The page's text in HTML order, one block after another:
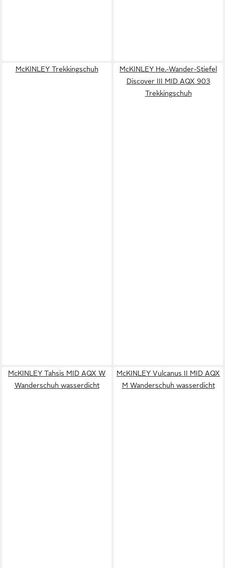
McKINLEY Trekkingschuh
McKINLEY He.-Wander-Stiefel
Discover III MID AQX 903
Trekkingschuh
McKINLEY Tahsis MID AQX W
Wanderschuh wasserdicht
McKINLEY Vulcanus II MID AQX
M Wanderschuh wasserdicht